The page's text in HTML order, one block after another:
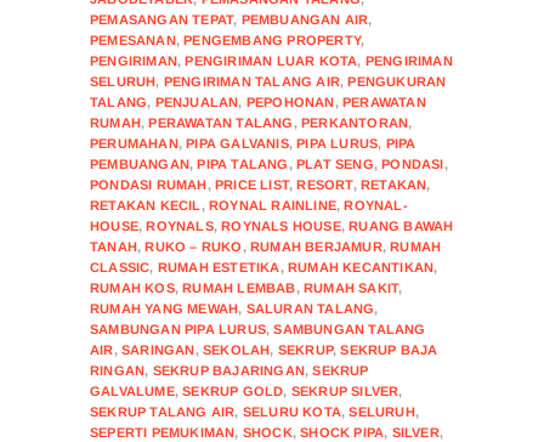
PEMASANGAN TEPAT, PEMBUANGAN AIR,
PEMESANAN,PENGEMBANG PROPERTY,
PENGIRIMAN,PENGIRIMAN LUAR KOTA, PENGIRIMAN
SELURUH, PENGIRIMAN TALANG AIR,PENGUKURAN
TALANG, PENJUALAN, PEPOHONAN,PERAWATAN
RUMAH,PERAWATAN TALANG ,PERKANTORAN,
PERUMAHAN,PIPA GALVANIS,PIPA LURUS, PIPA
PEMBUANGAN,PIPA TALANG ,PLAT SENG,PONDASI,
PONDASI RUMAH,PRICE LIST,RESORT,RETAKAN,
RETAKAN KECIL ,ROYNAL RAINLINE,ROYNAL-
HOUSE,ROYNALS,ROYNALS HOUSE,RUANG BAWAH
TANAH,RUKO – RUKO ,RUMAH BERJAMUR,RUMAH
CLASSIC, RUMAH ESTETIKA,RUMAH KECANTIKAN,
RUMAH KOS,RUMAH LEMBAB,RUMAH SAKIT,
RUMAH YANG MEWAH, SALURAN TALANG,
SAMBUNGAN PIPA LURUS,SAMBUNGAN TALANG
AIR,SARINGAN,SEKOLAH, SEKRUP,SEKRUP BAJA
RINGAN, SEKRUP BAJARINGAN,SEKRUP
GALVALUME,SEKRUP GOLD, SEKRUP SILVER,
SEKRUP TALANG AIR, SELURU KOTA,SELURUH,
SEPERTI PEMUKIMAN, SHOCK,SHOCK PIPA, SILVER,